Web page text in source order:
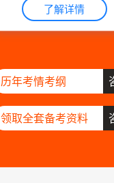
了解详情
历年考情考纲
领取全套备考资料